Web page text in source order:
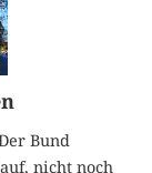
Bund
nicht noch